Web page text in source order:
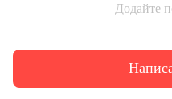
Додайте